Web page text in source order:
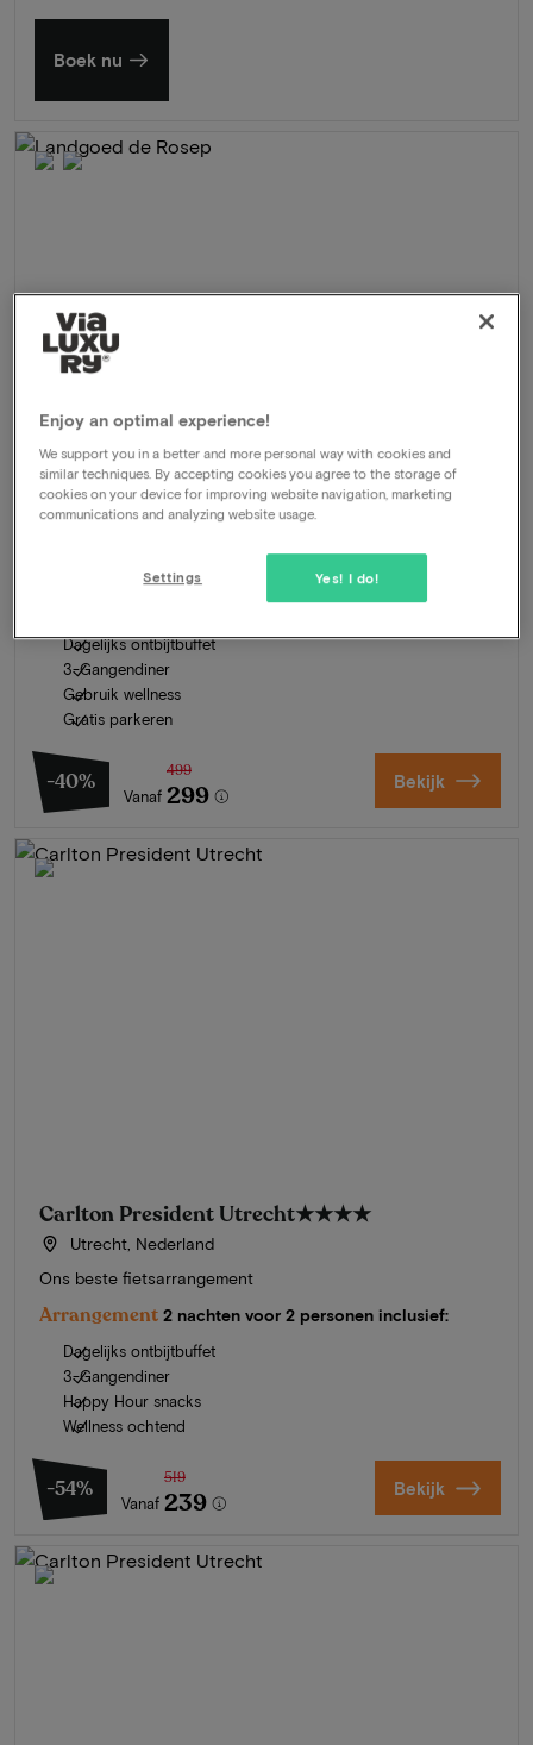
Boek nu
Landgoed de Rosep★★★★
Verblijf in een oase van rust op prachtig landgoed
2 nachten voor 2 personen inclusief:
Dagelijks ontbijtbuffet
3-Gangendiner
Gebruik wellness
Gratis parkeren
-40%
Vanaf
499
299 Bekijk
Carlton President Utrecht★★★★
Utrecht, Nederland
Ons beste fietsarrangement
Arrangement 2 nachten voor 2 personen inclusief:
Dagelijks ontbijtbuffet
3-Gangendiner
Happy Hour snacks
Wellness ochtend
-54%
Vanaf
519
239 Bekijk
Enjoy an optimal experience!
We support you in a better and more personal way with cookies and
similar techniques. By accepting cookies you agree to the storage of
cookies on your device for improving website navigation, marketing
communications and analyzing website usage.
Yes! I do!
Settings